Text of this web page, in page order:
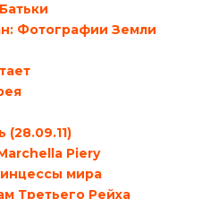
Фотографии Земли
(28.09.11)
Piery
мира
Третьего Рейха